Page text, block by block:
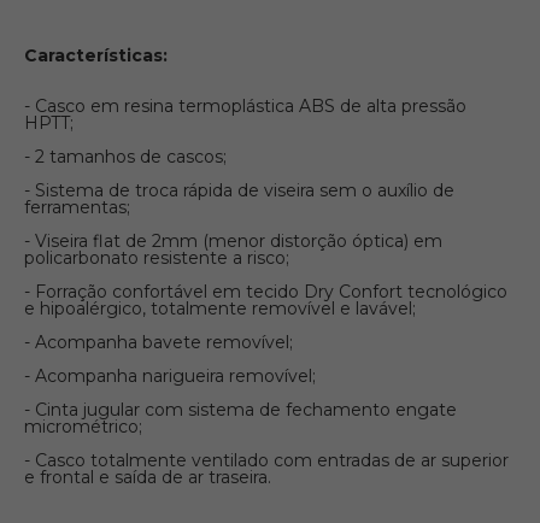
Características:
- Casco em resina termoplástica ABS de alta pressão
HPTT;
- 2 tamanhos de cascos;
- Sistema de troca rápida de viseira sem o auxílio de
ferramentas;
- Viseira flat de 2mm (menor distorção óptica) em
policarbonato resistente a risco;
- Forração confortável em tecido Dry Confort tecnológico
e hipoalérgico, totalmente removível e lavável;
- Acompanha bavete removível;
- Acompanha narigueira removível;
- Cinta jugular com sistema de fechamento engate
micrométrico;
- Casco totalmente ventilado com entradas de ar superior
e frontal e saída de ar traseira.